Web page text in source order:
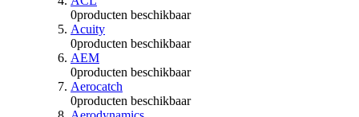
0producten beschikbaar
Acuity
0producten beschikbaar
AEM
0producten beschikbaar
Aerocatch
0producten beschikbaar